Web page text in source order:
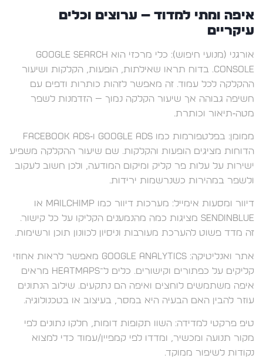
איפה ומתי למדוד — ערוצים וכלים
עיקריים
אורגני (מנועי חיפוש): כלי מרכזי הוא Google Search
Console. בדוח תראו שאילתות, הופעות, הקלקות ושיעור
ההקלקה לכל עמוד. זה מאפשר לזהות כותרות ודפים עם
חשיפה גבוהה אך שיעור הקלקה נמוך — הזדמנות לשפר
מטה‑תיאור וכותרת.
ממומן: בפלטפורמות כמו Google Ads ו‑Facebook Ads
הדוחות מציגים הופעות והקלקות. שם שיעור ההקלקה משפיע
ישירות על עלות פר קליק ומיקום המודעה, ולכן חשוב לעקוב
ולשפר במהירות כשנרשמות ירידות.
דיוור ומסעות אימייל: מערכות דיוור כמו Mailchimp או
Sendinblue מציגות כמה מהנמענים הקליקו על כל קישור.
זה מדד פשוט להערכת מעורבות וניסיון לכוונון תוכן ורשימות.
אתר ואנליטיקה: Google Analytics מאפשר לראות אחוזי
קליקים על כפתורים וקישורים. כלים ל־heatmaps מראים
איפה משתמשים לוחצים ואיפה הם נתקעים. שילוב הנתונים
עוזר להבין האם הבעיה היא במסר, בעיצוב או בטכנולוגיה.
טיפ פרקטי למדידה: השוו תקופות דומות, חלקו נתונים לפי
מקור תנועה ומכשיר, ומדדו לפי קמפיין/עמוד כדי למצוא
נקודות לשיפור ממוקד.